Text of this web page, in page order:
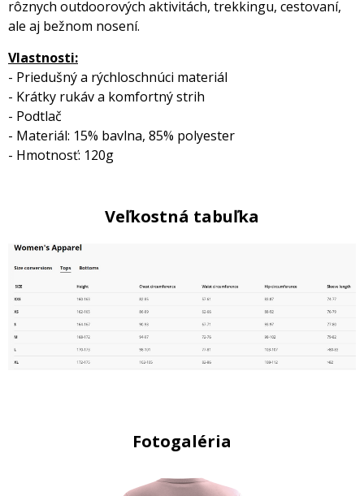
rôznych outdoorových aktivitách, trekkingu, cestovaní,
ale aj bežnom nosení.
Vlastnosti:
- Priedušný a rýchloschnúci materiál
- Krátky rukáv a komfortný strih
- Podtlač
- Materiál: 15% bavlna, 85% polyester
- Hmotnosť: 120g
Veľkostná tabuľka
Fotogaléria